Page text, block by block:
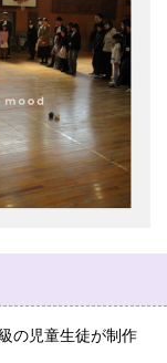
の児童生徒が制作